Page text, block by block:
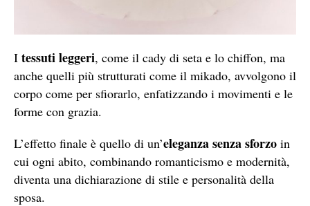
I tessuti leggeri, come il cady di seta e lo chiffon, ma
anche quelli più strutturati come il mikado, avvolgono il
corpo come per sfiorarlo, enfatizzando i movimenti e le
forme con grazia.
L’effetto finale è quello di un’eleganza senza sforzo in
cui ogni abito, combinando romanticismo e modernità,
diventa una dichiarazione di stile e personalità della
sposa.